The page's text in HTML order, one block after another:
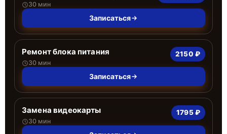
30 мин
Записаться
Ремонт блока питания
30 мин
2150 ₽
Записаться
Замена видеокарты
30 мин
1795 ₽